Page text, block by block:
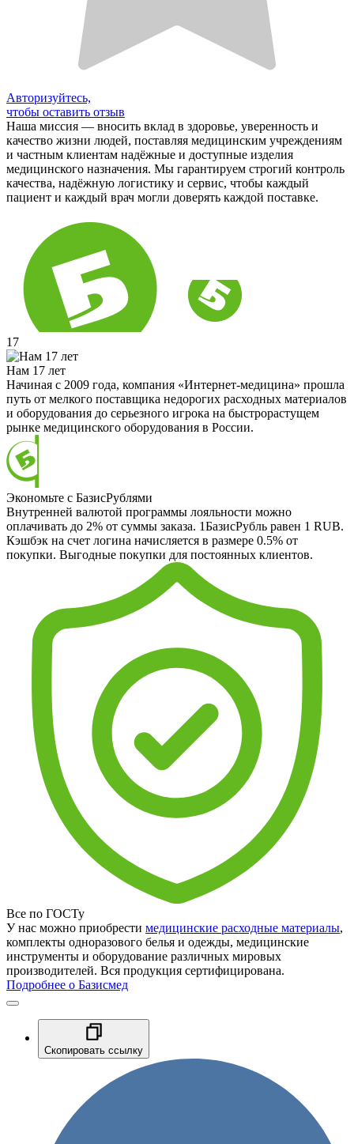
Авторизуйтесь,
чтобы оставить отзыв
Наша миссия — вносить вклад в здоровье, уверенность и
качество жизни людей, поставляя медицинским учреждениям
и частным клиентам надёжные и доступные изделия
медицинского назначения. Мы гарантируем строгий контроль
качества, надёжную логистику и сервис, чтобы каждый
пациент и каждый врач могли доверять каждой поставке.
17
Нам 17 лет
Начиная с 2009 года, компания «Интернет-медицина» прошла
путь от мелкого поставщика недорогих расходных материалов
и оборудования до серьезного игрока на быстрорастущем
рынке медицинского оборудования в России.
Экономьте с БазисРублями
Внутренней валютой программы лояльности можно
оплачивать до 2% от суммы заказа. 1БазисРубль равен 1 RUB.
Кэшбэк на счет логина начисляется в размере 0.5% от
покупки. Выгодные покупки для постоянных клиентов.
Все по ГОСТу
У нас можно приобрести медицинские расходные материалы,
комплекты одноразового белья и одежды, медицинские
инструменты и оборудование различных мировых
производителей. Вся продукция сертифицирована.
Подробнее о Базисмед
Скопировать ссылку